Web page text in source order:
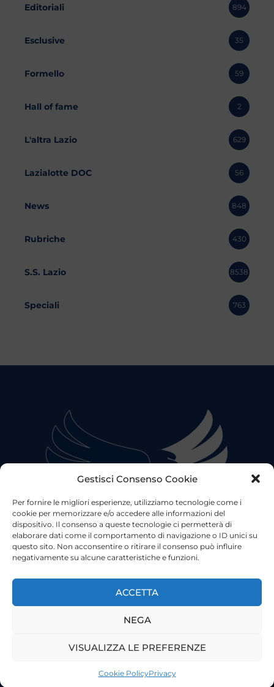
Gestisci Consenso Cookie
Per fornire le migliori esperienze, utilizziamo tecnologie come i
cookie per memorizzare e/o accedere alle informazioni del
dispositivo. Il consenso a queste tecnologie ci permetterà di
elaborare dati come il comportamento di navigazione o ID unici su
questo sito. Non acconsentire o ritirare il consenso può influire
negativamente su alcune caratteristiche e funzioni.
ACCETTA
NEGA
VISUALIZZA LE PREFERENZE
Cookie PolicyPrivacy
Editoriali 894
Esclusive 35
Formello 59
Hall of fame 2
L'altra Lazio 629
Lazialotte DOC 56
News 848
Rubriche 430
S.S. Lazio 8538
Speciali 763
©2023 Tutti i diritti riservatiLazio Live TV